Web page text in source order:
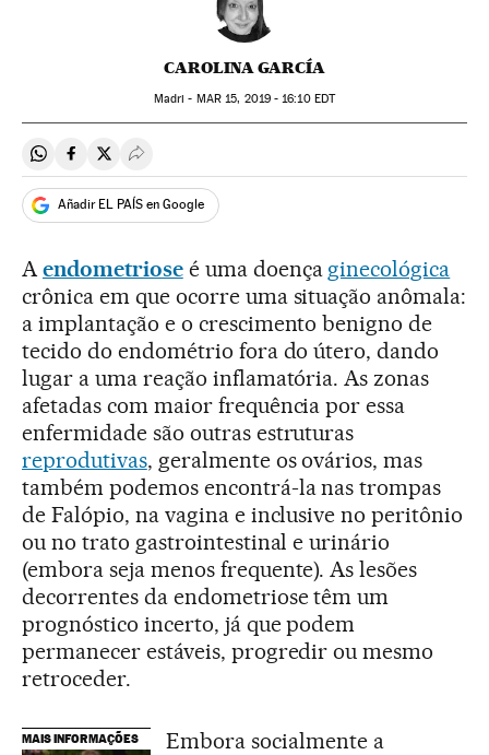
CAROLINA GARCÍA
Madri - MAR 15, 2019 - 16:10EDT
Compartir en Whatsapp
Compartir en Facebook
Compartir en Twitter
Desplegar Redes Sociales
Añadir EL PAÍS en Google
A endometrioseé uma doença ginecológica
crônica em que ocorre uma situação anômala:
a implantação e o crescimento benigno de
tecido do endométrio fora do útero, dando
lugar a uma reação inflamatória. As zonas
afetadas com maior frequência por essa
enfermidade são outras estruturas
reprodutivas, geralmente os ovários, mas
também podemos encontrá-la nas trompas
de Falópio, na vagina e inclusive no peritônio
ou no trato gastrointestinal e urinário
(embora seja menos frequente). As lesões
decorrentes da endometriose têm um
prognóstico incerto, já que podem
permanecer estáveis, progredir ou mesmo
retroceder.
MAIS INFORMAÇÕES
Embora socialmente a